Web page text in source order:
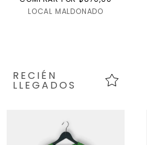
LOCAL MALDONADO
RECIÉN
LLEGADOS